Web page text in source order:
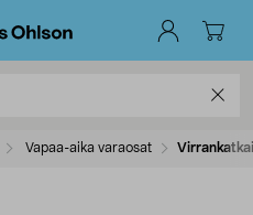
Vapaa-aika varaosat